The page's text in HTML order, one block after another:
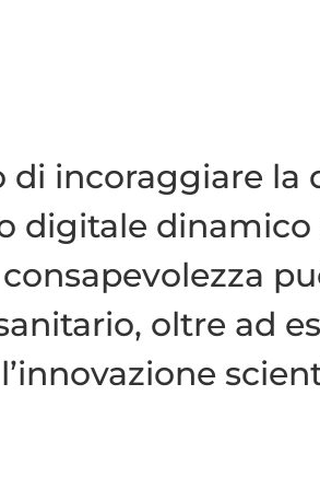
di incoraggiare la
digitale
oltre ad